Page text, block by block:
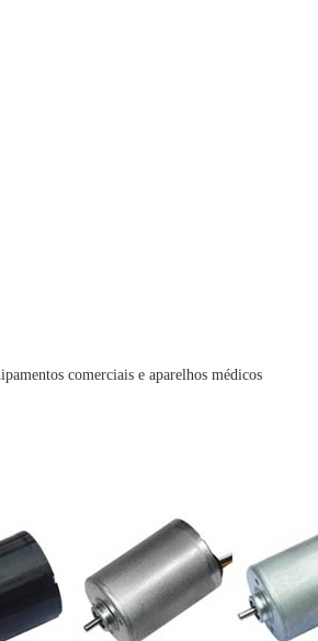
comerciais e aparelhos médicos